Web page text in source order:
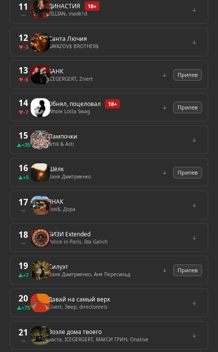
11
—
ДИНАСТИЯ 18+
VILLIAN, madk1d
↓
12
▼-3
Санта Лючия
GAYAZOV$ BROTHER$
↓
13
▼-8
БАНК
ICEGERGERT, Zivert
↓ Припев
14
▼-7
Обнял, поцеловал 18+
Whole Lotta Swag
↓ Припев
15
▲+35
Лампочки
Artik & Asti
↓
16
▲+5
Шёлк
Ваня Дмитриенко
↓ Припев
17
—
ЗНАК
Toxi$, Дора
↓
18
—
БИЗИ Extended
Police in Paris, Ida Galich
↓
19
▲+7
Силуэт
Ваня Дмитриенко, Аня Пересильд
↓ Припев
20
▲+75
Давай на самый верх
Zivert, Эвер, directoreels
↓
21
—
Возле дома твоего
Баста, ICEGERGERT, МАКСИ ГРИН, Onative
↓